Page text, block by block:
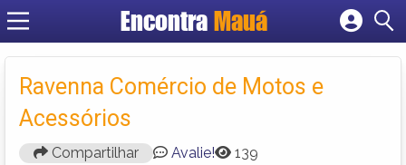
EncontraMauá
Criar conta
Ravenna Comércio de Motos e
Acessórios
Compartilhar Avalie! 139